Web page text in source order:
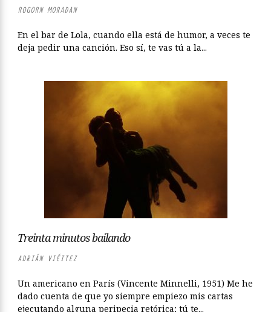
ROGORN MORADAN
En el bar de Lola, cuando ella está de humor, a veces te
deja pedir una canción. Eso sí, te vas tú a la...
Treinta minutos bailando
ADRIÁN VIÉITEZ
Un americano en París (Vincente Minnelli, 1951) Me he
dado cuenta de que yo siempre empiezo mis cartas
ejecutando alguna peripecia retórica; tú te...